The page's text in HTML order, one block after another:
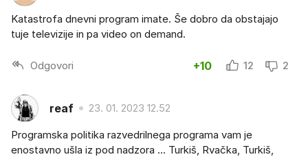
Katastrofa dnevni program imate. Še dobro da obstajajo
tuje televizije in pa video on demand.
Odgovori +10 12 2
reaf 23. 01. 2023 12.52
Programska politika razvedrilnega programa vam je
enostavno ušla iz pod nadzora ... Turkiš, Rvačka, Turkiš,